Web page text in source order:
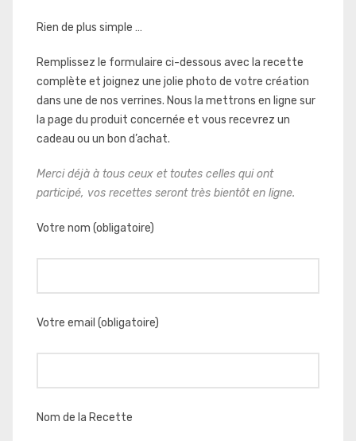
Rien de plus simple …
Remplissez le formulaire ci-dessous avec la recette
complète et joignez une jolie photo de votre création
dans une de nos verrines. Nous la mettrons en ligne sur
la page du produit concernée et vous recevrez un
cadeau ou un bon d’achat.
Merci déjà à tous ceux et toutes celles qui ont
participé, vos recettes seront très bientôt en ligne.
Votre nom (obligatoire)
Votre email (obligatoire)
Nom de la Recette